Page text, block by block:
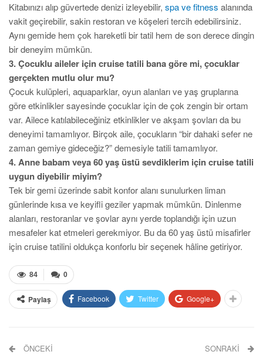
Kitabınızı alıp güvertede denizi izleyebilir, spa ve fitness alanında
vakit geçirebilir, sakin restoran ve köşeleri tercih edebilirsiniz.
Aynı gemide hem çok hareketli bir tatil hem de son derece dingin
bir deneyim mümkün.
3. Çocuklu aileler için cruise tatili bana göre mi, çocuklar
gerçekten mutlu olur mu?
Çocuk kulüpleri, aquaparklar, oyun alanları ve yaş gruplarına
göre etkinlikler sayesinde çocuklar için de çok zengin bir ortam
var. Ailece katılabileceğiniz etkinlikler ve akşam şovları da bu
deneyimi tamamlıyor. Birçok aile, çocukların “bir dahaki sefer ne
zaman gemiye gideceğiz?” demesiyle tatili tamamlıyor.
4. Anne babam veya 60 yaş üstü sevdiklerim için cruise tatili
uygun diyebilir miyim?
Tek bir gemi üzerinde sabit konfor alanı sunulurken liman
günlerinde kısa ve keyifli geziler yapmak mümkün. Dinlenme
alanları, restoranlar ve şovlar aynı yerde toplandığı için uzun
mesafeler kat etmeleri gerekmiyor. Bu da 60 yaş üstü misafirler
için cruise tatilini oldukça konforlu bir seçenek hâline getiriyor.
0
84
Paylaş Facebook Twitter Google+
ÖNCEKI SONRAKI